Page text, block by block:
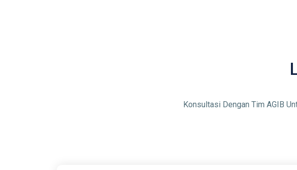
Konsultasi Dengan Tim AGIB